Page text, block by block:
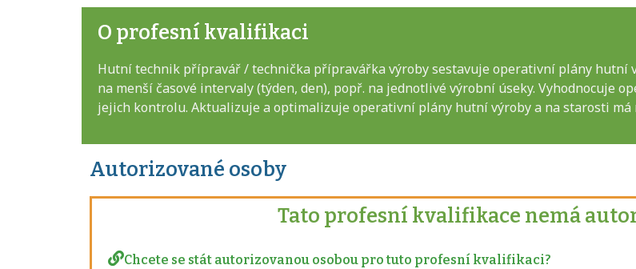
O profesní kvalifikaci
Hutní technik přípravář / technička přípravářka výroby sestavuje operativní plány hutní
na menší časové intervaly (týden, den), popř. na jednotlivé výrobní úseky. Vyhodnocuje
jejich kontrolu. Aktualizuje a optimalizuje operativní plány hutní výroby a na starosti
Autorizované osoby
Tato profesní kvalifikace nemá
Chcete se stát autorizovanou osobou pro tuto profesní kvalifikaci?